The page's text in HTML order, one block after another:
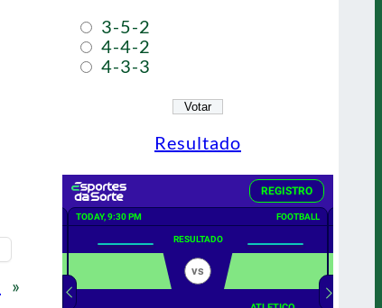
»
3-5-2
4-4-2
4-3-3
Resultado